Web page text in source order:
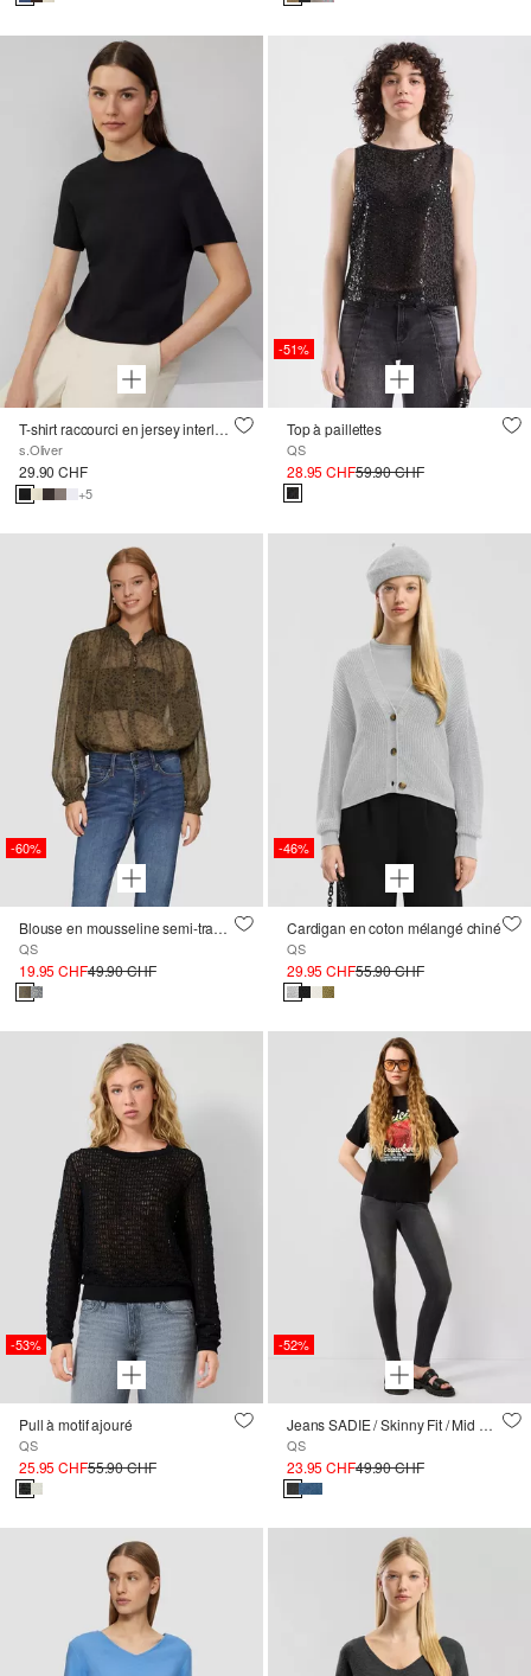
T-shirt raccourci en jersey interlock
s.Oliver
29.90 CHF
+5
-51%
Top à paillettes
QS
28.95 CHF59.90 CHF
-60%
Blouse en mousseline semi-transparente à manches bouffantes
QS
19.95 CHF49.90 CHF
-46%
Cardigan en coton mélangé chiné
QS
29.95 CHF55.90 CHF
-53%
Pull à motif ajouré
QS
25.95 CHF55.90 CHF
-52%
Jeans SADIE / Skinny Fit / Mid Rise / Skinny Leg
QS
23.95 CHF49.90 CHF